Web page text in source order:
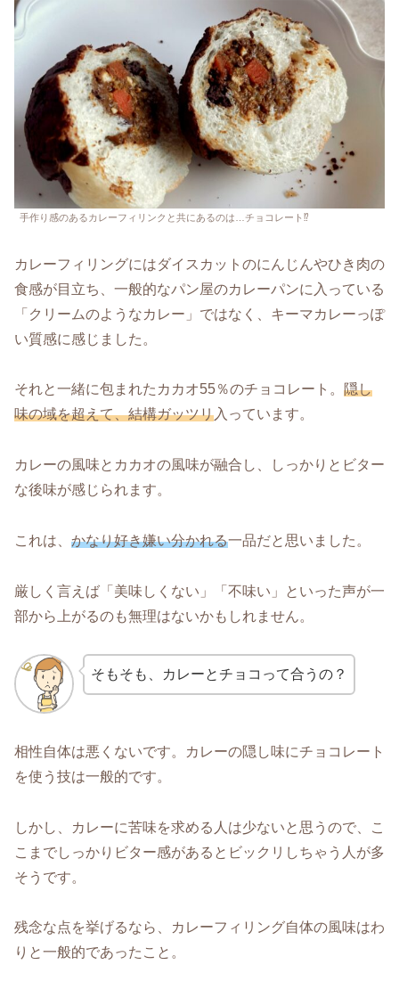
手作り感のあるカレーフィリンクと共にあるのは…チョコレート⁉
カレーフィリングにはダイスカットのにんじんやひき肉の
食感が目立ち、一般的なパン屋のカレーパンに入っている
「クリームのようなカレー」ではなく、キーマカレーっぽ
い質感に感じました。
それと一緒に包まれたカカオ55％のチョコレート。 隠し
味の域を超えて、結構ガッツリ入っています。
カレーの風味とカカオの風味が融合し、しっかりとビター
な後味が感じられます。
これは、 かなり好き嫌い分かれる一品だと思いました。
厳しく言えば「美味しくない」「不味い」といった声が一
部から上がるのも無理はないかもしれません。
そもそも、カレーとチョコって合うの？
相性自体は悪くないです。カレーの隠し味にチョコレート
を使う技は一般的です。
しかし、カレーに苦味を求める人は少ないと思うので、こ
こまでしっかりビター感があるとビックリしちゃう人が多
そうです。
残念な点を挙げるなら、カレーフィリング自体の風味はわ
りと一般的であったこと。